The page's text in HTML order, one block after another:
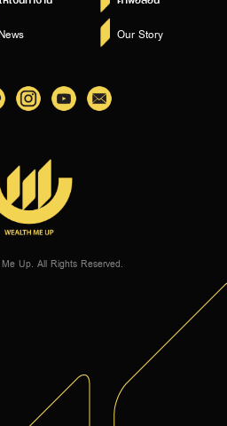
Our Story
Up. All Rights Reserved.